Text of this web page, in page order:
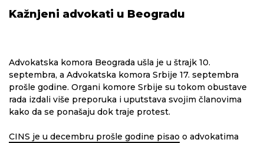
Kažnjeni advokati u Beogradu
Advokatska komora Beograda ušla je u štrajk 10.
septembra, a Advokatska komora Srbije 17. septembra
prošle godine. Organi komore Srbije su tokom obustave
rada izdali više preporuka i uputstava svojim članovima
kako da se ponašaju dok traje protest.
CINS je u decembru prošle godine pisao o advokatima